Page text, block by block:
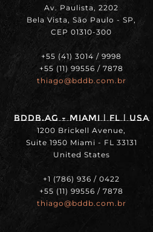
Av. Paulista, 2202
Bela Vista, São Paulo - SP,
CEP 01310-300
+55 (41) 3014 / 9998
+55 (11) 99556 / 7878
thiago@bddb.com.br
BDDB.ag - MIAMI | FL | USA
1200 Brickell Avenue,
Suite 1950 Miami - FL 33131
United States
+1 (786) 936 / 0422
+55 (11) 99556 / 7878
thiago@bddb.com.br